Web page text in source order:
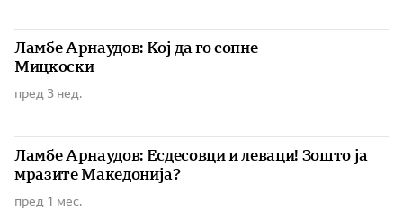
Ламбе Арнаудов: Кој да го сопне
Мицкоски
пред 3 нед.
Ламбе Арнаудов: Есдесовци и леваци! Зошто ја
мразите Македонија?
пред 1 мес.